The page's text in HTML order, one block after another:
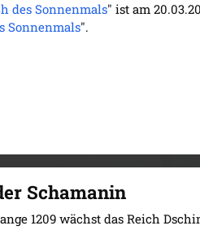
des Sonnenmals" ist am
Sonnenmals".
Schamanin
1209 wächst das Reich